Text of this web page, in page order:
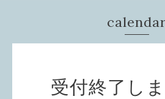
受付終了しま